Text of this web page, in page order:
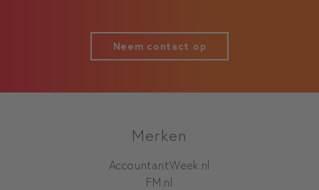
Neem contact op
Merken
AccountantWeek.nl
FM.nl